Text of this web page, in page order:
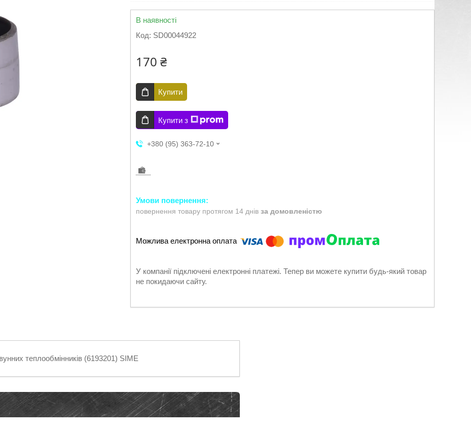
В наявності
Код: SD00044922
170 ₴
Купити
Купити з
+380 (95) 363-72-10
повернення товару протягом 14 днів за домовленістю
У компанії підключені електронні платежі. Тепер ви можете купити будь-який товар
не покидаючи сайту.
теплообмінників (6193201) SIME